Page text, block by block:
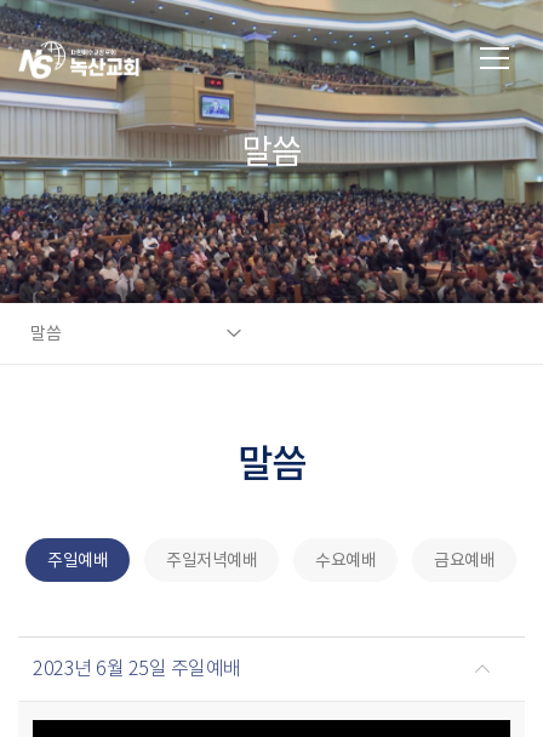
말씀
말씀
말씀
주일예배 주일저녁예배 수요예배 금요예배
2023년 6월 25일 주일예배